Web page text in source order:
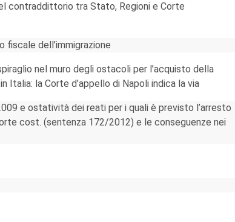
contraddittorio tra Stato, Regioni e Corte
fiscale dell’immigrazione
nel muro degli ostacoli per l’acquisto della
Italia: la Corte d’appello di Napoli indica la via
e ostatività dei reati per i quali è previsto l’arresto
cost. (sentenza 172/2012) e le conseguenze nei